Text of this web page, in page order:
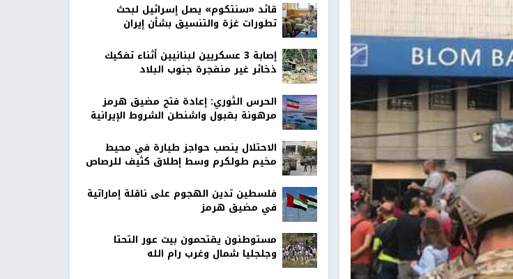
قائد «سنتكوم» يصل إسرائيل لبحث
تطورات غزة والتنسيق بشأن إيران
إصابة 3 عسكريين لبنانيين أثناء تفكيك
ذخائر غير منفجرة جنوب البلاد
الحرس الثوري: إعادة فتح مضيق هرمز
مرهونة بقبول واشنطن الشروط الإيرانية
الاحتلال ينصب حواجز طيارة في محيط
مخيم طولكرم وسط إطلاق كثيف للرصاص
فلسطين تدين الهجوم على ناقلة إماراتية
في مضيق هرمز
مستوطنون يقتحمون بيت عور التحتا
وجلجليا شمال وغرب رام الله